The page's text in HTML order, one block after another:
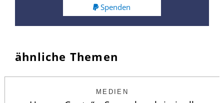
Spenden
ähnliche Themen
MEDIEN